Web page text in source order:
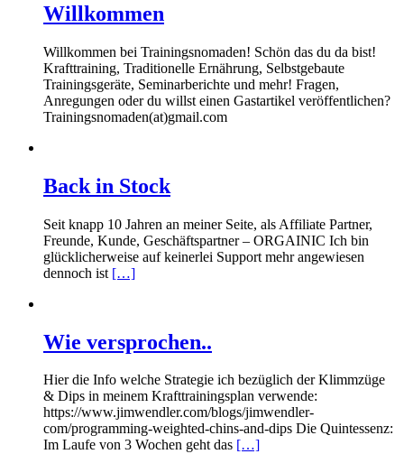
Willkommen
Willkommen bei Trainingsnomaden! Schön das du da bist!
Krafttraining, Traditionelle Ernährung, Selbstgebaute
Trainingsgeräte, Seminarberichte und mehr! Fragen,
Anregungen oder du willst einen Gastartikel veröffentlichen?
Trainingsnomaden(at)gmail.com
Back in Stock
Seit knapp 10 Jahren an meiner Seite, als Affiliate Partner,
Freunde, Kunde, Geschäftspartner – ORGAINIC Ich bin
glücklicherweise auf keinerlei Support mehr angewiesen
dennoch ist […]
Wie versprochen..
Hier die Info welche Strategie ich bezüglich der Klimmzüge
& Dips in meinem Krafttrainingsplan verwende:
https://www.jimwendler.com/blogs/jimwendler-
com/programming-weighted-chins-and-dips Die Quintessenz:
Im Laufe von 3 Wochen geht das […]